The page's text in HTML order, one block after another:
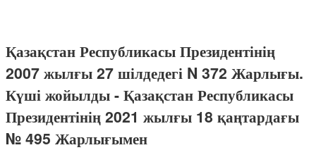
Қазақстан Республикасы Президентінің
2007 жылғы 27 шілдедегі N 372 Жарлығы.
Күші жойылды - Қазақстан Республикасы
Президентінің 2021 жылғы 18 қаңтардағы
№ 495 Жарлығымен